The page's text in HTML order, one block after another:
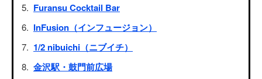
Furansu Cocktail Bar
InFusion（インフュージョン）
1/2 nibuichi（ニブイチ）
金沢駅・鼓門前広場